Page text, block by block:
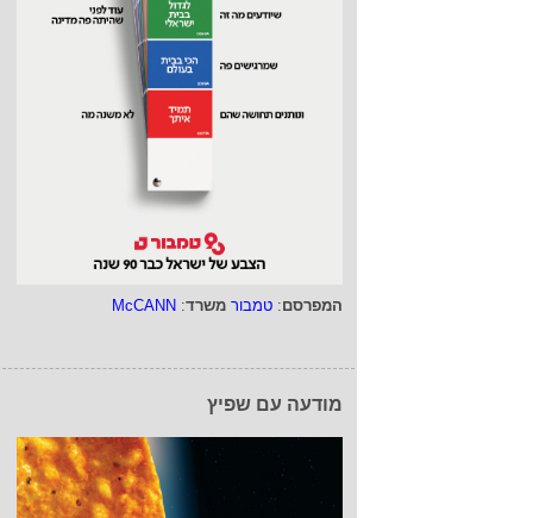
המפרסם: טמבור משרד:
McCANN
מודעה עם שפיץ